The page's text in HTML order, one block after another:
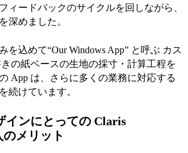
ィードバックのサイクルを回しながら、
深めました。
を込めて“Our Windows App” と呼ぶ カス
の紙ベースの生地の採寸・計算工程を
App は、さらに多くの業務に対応する
続けています。
インにとっての Claris
メリット